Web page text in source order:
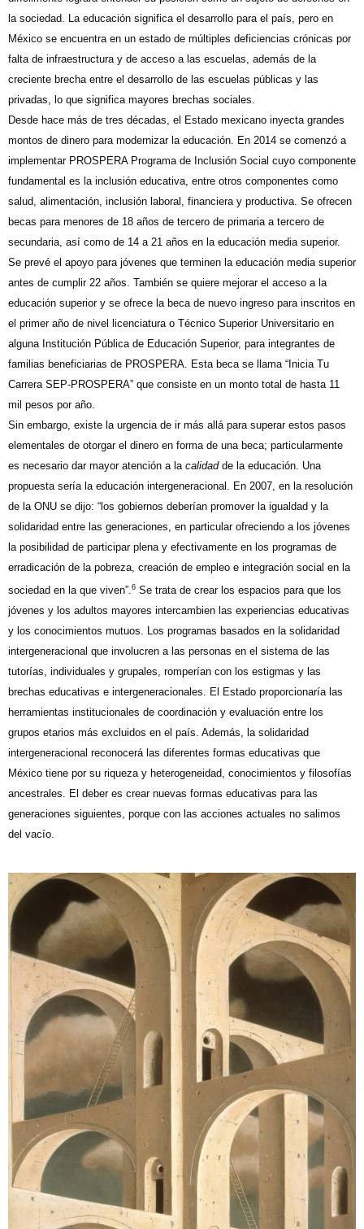
la sociedad. La educación significa el desarrollo para el país, pero en
México se encuentra en un estado de múltiples deficiencias crónicas por
falta de infraestructura y de acceso a las escuelas, además de la
creciente brecha entre el desarrollo de las escuelas públicas y las
privadas, lo que significa mayores brechas sociales.
Desde hace más de tres décadas, el Estado mexicano inyecta grandes
montos de dinero para modernizar la educación. En 2014 se comenzó a
implementar PROSPERA Programa de Inclusión Social cuyo componente
fundamental es la inclusión educativa, entre otros componentes como
salud, alimentación, inclusión laboral, financiera y productiva. Se ofrecen
becas para menores de 18 años de tercero de primaria a tercero de
secundaria, así como de 14 a 21 años en la educación media superior.
Se prevé el apoyo para jóvenes que terminen la educación media superior
antes de cumplir 22 años. También se quiere mejorar el acceso a la
educación superior y se ofrece la beca de nuevo ingreso para inscritos en
el primer año de nivel licenciatura o Técnico Superior Universitario en
alguna Institución Pública de Educación Superior, para integrantes de
familias beneficiarias de PROSPERA. Esta beca se llama “Inicia Tu
Carrera SEP-PROSPERA” que consiste en un monto total de hasta 11
mil pesos por año.
Sin embargo, existe la urgencia de ir más allá para superar estos pasos
elementales de otorgar el dinero en forma de una beca; particularmente
es necesario dar mayor atención a la calidad de la educación. Una
propuesta sería la educación intergeneracional. En 2007, en la resolución
de la ONU se dijo: “los gobiernos deberían promover la igualdad y la
solidaridad entre las generaciones, en particular ofreciendo a los jóvenes
la posibilidad de participar plena y efectivamente en los programas de
erradicación de la pobreza, creación de empleo e integración social en la
sociedad en la que viven”. 6 Se trata de crear los espacios para que los
jóvenes y los adultos mayores intercambien las experiencias educativas
y los conocimientos mutuos. Los programas basados en la solidaridad
intergeneracional que involucren a las personas en el sistema de las
tutorías, individuales y grupales, romperían con los estigmas y las
brechas educativas e intergeneracionales. El Estado proporcionaría las
herramientas institucionales de coordinación y evaluación entre los
grupos etarios más excluidos en el país. Además, la solidaridad
intergeneracional reconocerá las diferentes formas educativas que
México tiene por su riqueza y heterogeneidad, conocimientos y filosofías
ancestrales. El deber es crear nuevas formas educativas para las
generaciones siguientes, porque con las acciones actuales no salimos
del vacío